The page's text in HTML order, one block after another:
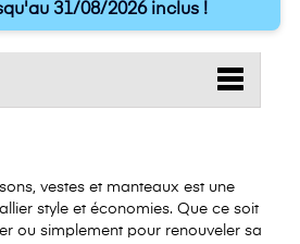
31/08/2026 inclus !
vestes et manteaux est une
style et économies. Que ce soit
ou simplement pour renouveler sa